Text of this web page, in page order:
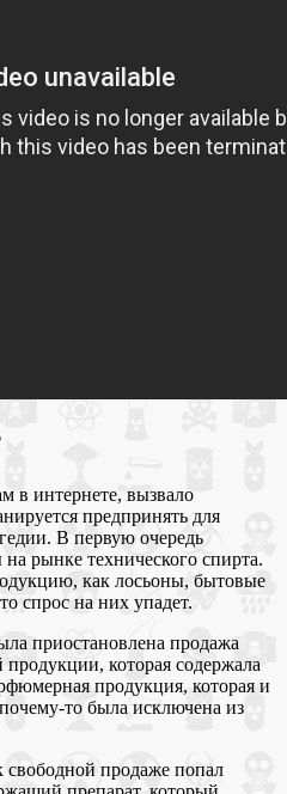
в интернете, вызвало
предпринять для
В первую очередь
рынке технического спирта.
как лосьоны, бытовые
спрос на них упадет.
приостановлена продажа
которая содержала
продукция, которая и
то была исключена из
свободной продаже попал